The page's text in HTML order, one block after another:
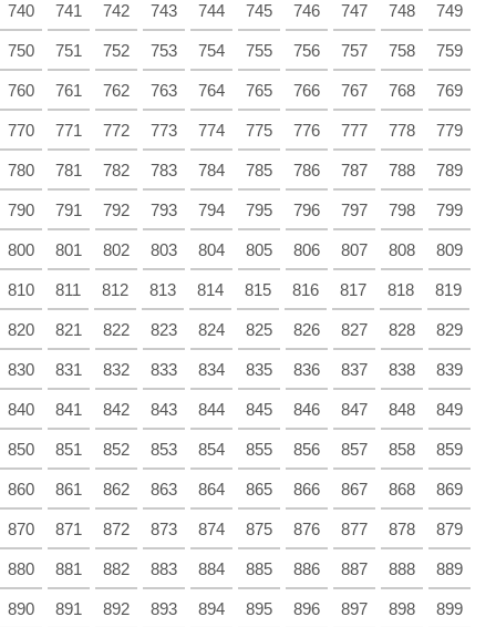
740 741 742 743 744 745 746 747 748 749
750 751 752 753 754 755 756 757 758 759
760 761 762 763 764 765 766 767 768 769
770 771 772 773 774 775 776 777 778 779
780 781 782 783 784 785 786 787 788 789
790 791 792 793 794 795 796 797 798 799
800 801 802 803 804 805 806 807 808 809
810 811 812 813 814 815 816 817 818 819
820 821 822 823 824 825 826 827 828 829
830 831 832 833 834 835 836 837 838 839
840 841 842 843 844 845 846 847 848 849
850 851 852 853 854 855 856 857 858 859
860 861 862 863 864 865 866 867 868 869
870 871 872 873 874 875 876 877 878 879
880 881 882 883 884 885 886 887 888 889
890 891 892 893 894 895 896 897 898 899